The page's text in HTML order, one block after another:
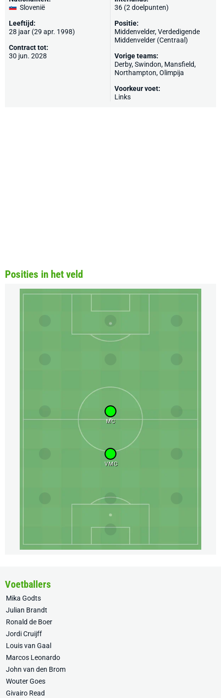
Slovenië
Leeftijd:
28 jaar (29 apr. 1998)
Contract tot:
30 jun. 2028
36 (2 doelpunten)
Positie:
Middenvelder, Verdedigende
Middenvelder (Centraal)
Vorige teams:
Derby,Swindon, Mansfield,
Northampton,Olimpija
Voorkeur voet:
Links
Posities in het veld
MC
VMC
Voetballers
Mika Godts
Julian Brandt
Ronald de Boer
Jordi Cruijff
Louis van Gaal
Marcos Leonardo
John van den Brom
Wouter Goes
Givairo Read